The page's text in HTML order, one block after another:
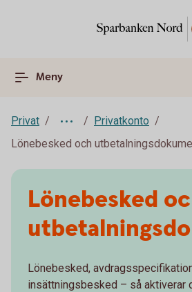
Meny
Privat
Privatkonto
Lönebesked och
Lönebesked
Lönebesked,
insättningsbesked – så aktiverar